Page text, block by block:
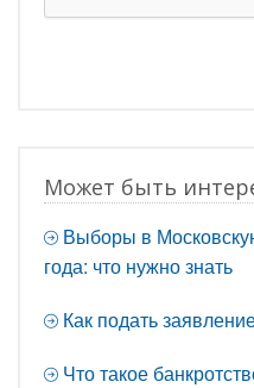
Может быть
Выборы в
года: что нужно знать
Как подать
Что такое